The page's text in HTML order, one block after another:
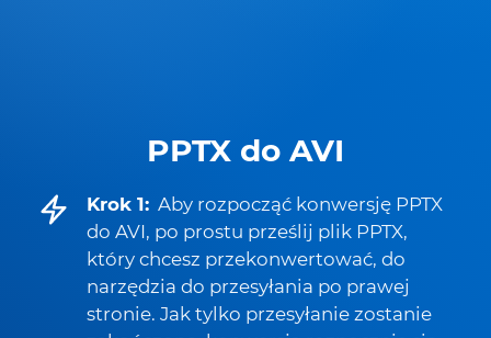
PPTX do AVI
Krok 1: Aby rozpocząć konwersję PPTX
do AVI, po prostu prześlij plik PPTX,
który chcesz przekonwertować, do
narzędzia do przesyłania po prawej
stronie. Jak tylko przesyłanie zostanie